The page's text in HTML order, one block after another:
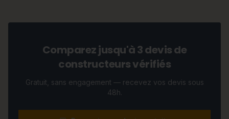
Comparez jusqu'à 3 devis de
constructeurs vérifiés
Gratuit, sans engagement — recevez vos devis sous
48h.